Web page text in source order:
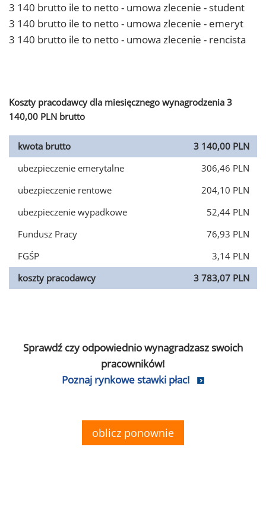
3 140 brutto ile to netto - umowa zlecenie - student
3 140 brutto ile to netto - umowa zlecenie - emeryt
3 140 brutto ile to netto - umowa zlecenie - rencista
Koszty pracodawcy dla miesięcznego wynagrodzenia 3
140,00 PLN brutto
kwota brutto
3 140,00 PLN
ubezpieczenie emerytalne
306,46 PLN
ubezpieczenie rentowe
204,10 PLN
ubezpieczenie wypadkowe
52,44 PLN
Fundusz Pracy
76,93 PLN
FGŚP
3,14 PLN
koszty pracodawcy
3 783,07 PLN
Sprawdź czy odpowiednio wynagradzasz swoich
pracowników!
Poznaj rynkowe stawki płac!
oblicz ponownie